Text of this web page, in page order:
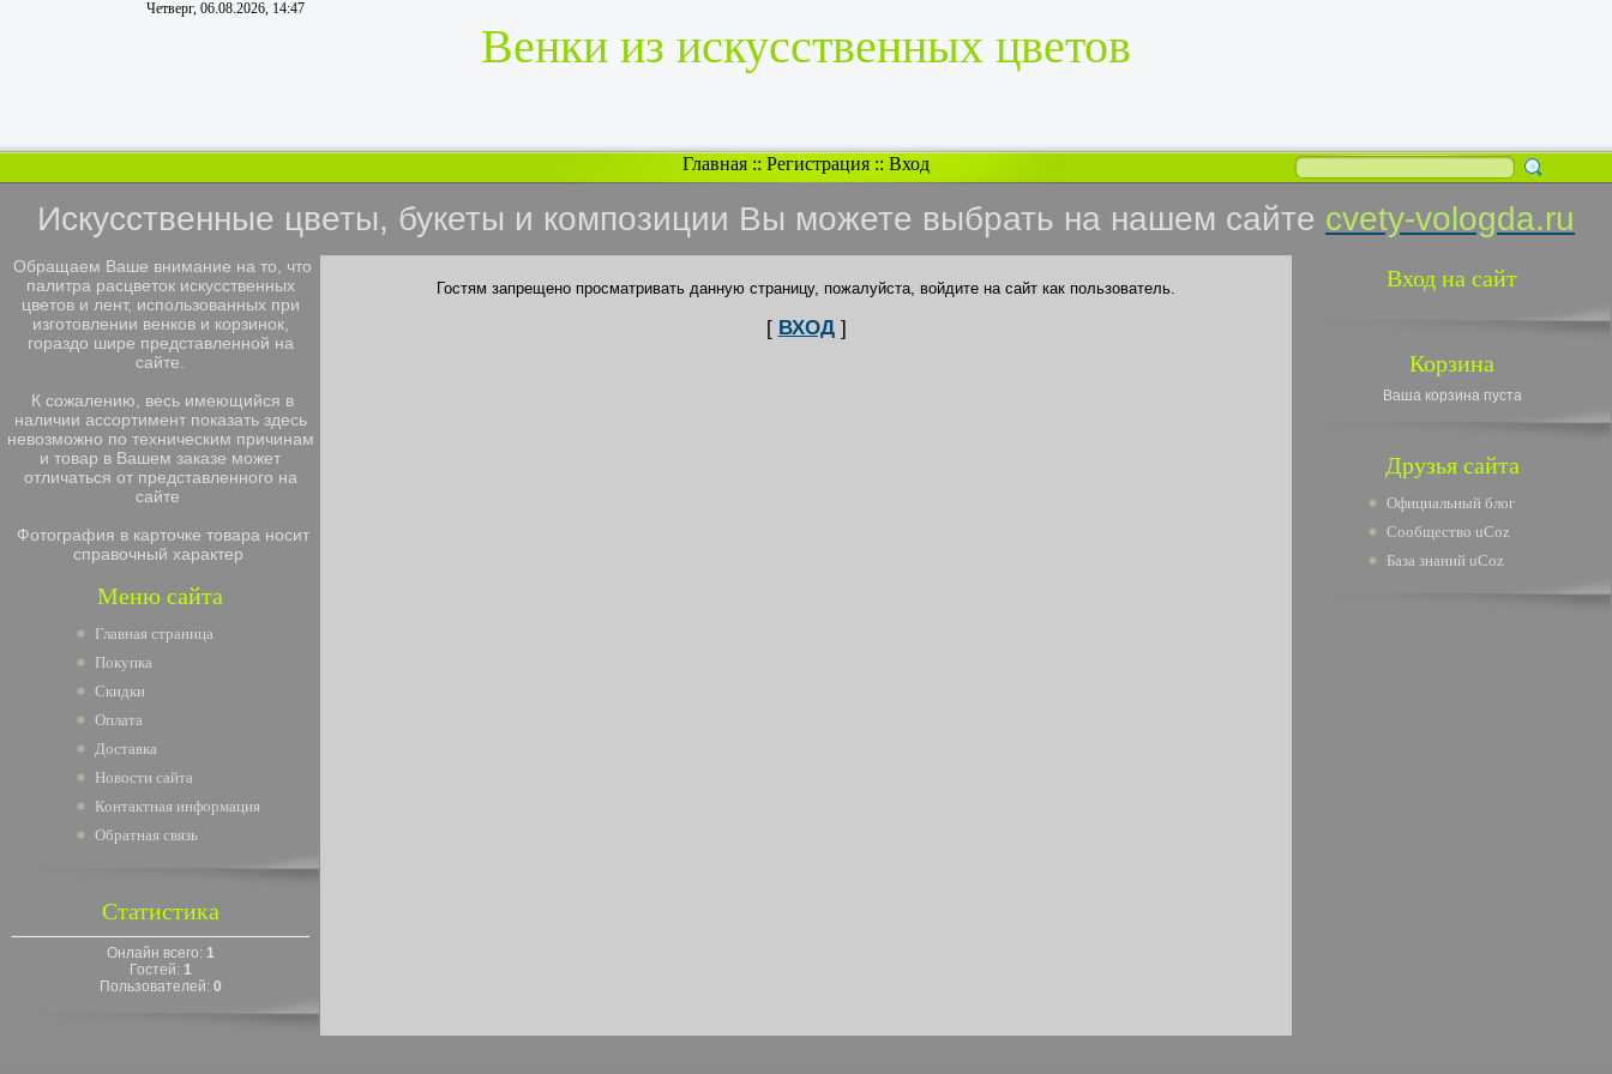
Четверг, 06.08.2026, 14:47
Венки из искусственных цветов
Главная :: Регистрация :: Вход
Искусственные цветы, букеты и композиции Вы можете выбрать на нашем сайте cvety-vologda.ru
Обращаем Ваше внимание на то, что
палитра расцветок искусственных
цветов и лент, использованных при
изготовлении венков и корзинок,
гораздо шире представленной на
сайте.
К сожалению, весь имеющийся в
наличии ассортимент показать здесь
невозможно по техническим причинам
и товар в Вашем заказе может
отличаться от представленного на
сайте
Фотография в карточке товара носит
справочный характер
Меню сайта
Главная страница
Покупка
Скидки
Оплата
Доставка
Новости сайта
Контактная информация
Обратная связь
Статистика
Онлайн всего: 1
Гостей: 1
Пользователей: 0
Гостям запрещено просматривать данную страницу, пожалуйста, войдите на сайт как пользователь.
[ ВХОД]
Вход на сайт
Корзина
Ваша корзина пуста
Друзья сайта
Официальный блог
Сообщество uCoz
База знаний uCoz